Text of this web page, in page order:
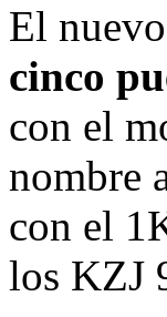
El
cinco
con el
nombre
con el
los KZJ